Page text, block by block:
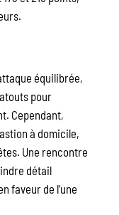
équilibrée,
pour
Cependant,
à domicile,
Une rencontre
détail
faveur de l’une